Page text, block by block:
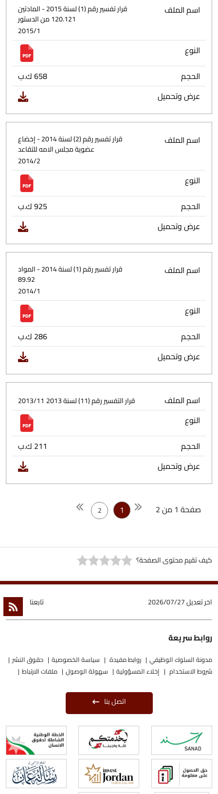
اسم الملف
قرار تفسير رقم (1) لسنة 2015 - المادتين
120.121 من الدستور
2015/1
النوع
الحجم
658 ك.ب
عرض وتحميل
اسم الملف
قرار تفسير رقم (2) لسنة 2014 - إخضاع
عضوية مجلس الامه للتقاعد
2014/2
النوع
الحجم
925 ك.ب
عرض وتحميل
اسم الملف
قرار تفسير رقم (1) لسنة 2014 - المواد
89.92
2014/1
النوع
الحجم
286 ك.ب
عرض وتحميل
اسم الملف قرار التفسير رقم (11) لسنة 2013 2013/11
النوع
الحجم
211 ك.ب
عرض وتحميل
صفحة 1 من 2 1
2
كيف تقيم محتوى الصفحة؟
اخر تعديل2026/07/27 تابعنا
روابط سريعة
مدونة السلوك الوظيفي روابط مفيدة سياسة الخصوصية
حقوق النشر
شروط الاستخدام
إخلاء المسؤولية سهولة الوصول ملفات الارتباط
اتصل بنا